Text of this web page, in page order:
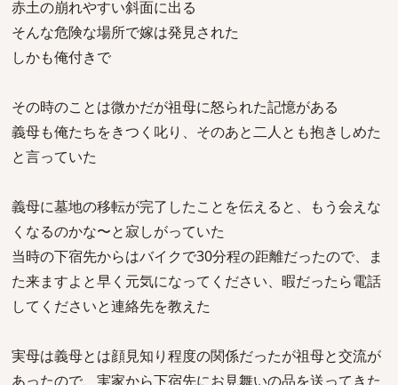
赤土の崩れやすい斜面に出る
そんな危険な場所で嫁は発見された
しかも俺付きで
その時のことは微かだが祖母に怒られた記憶がある
義母も俺たちをきつく叱り、そのあと二人とも抱きしめた
と言っていた
義母に墓地の移転が完了したことを伝えると、もう会えな
くなるのかな〜と寂しがっていた
当時の下宿先からはバイクで30分程の距離だったので、ま
た来ますよと早く元気になってください、暇だったら電話
してくださいと連絡先を教えた
実母は義母とは顔見知り程度の関係だったが祖母と交流が
あったので、実家から下宿先にお見舞いの品を送ってきた